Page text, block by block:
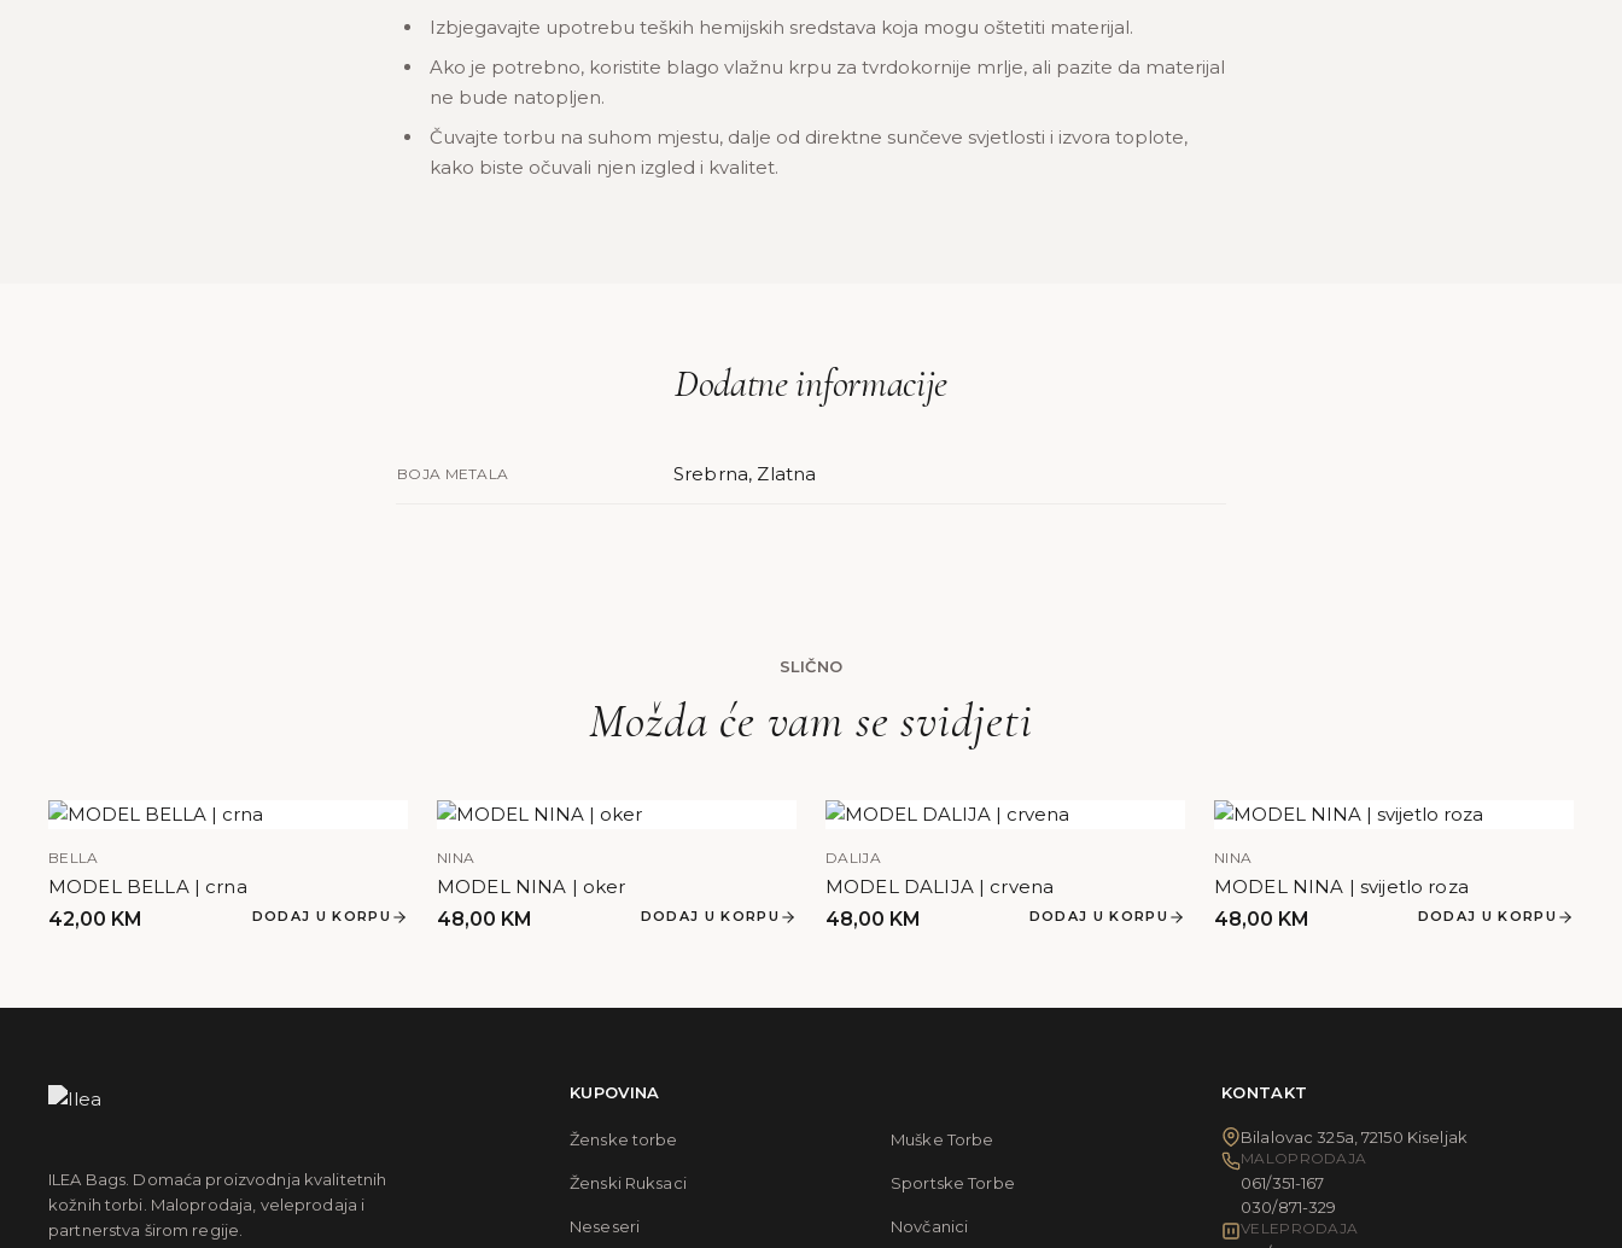
Izbjegavajte upotrebu teških hemijskih sredstava koja mogu oštetiti materijal.
Ako je potrebno, koristite blago vlažnu krpu za tvrdokornije mrlje, ali pazite da materijal
ne bude natopljen.
Čuvajte torbu na suhom mjestu, dalje od direktne sunčeve svjetlosti i izvora toplote,
kako biste očuvali njen izgled i kvalitet.
Dodatne informacije
BOJA METALA Srebrna, Zlatna
SLIČNO
Možda će vam se svidjeti
BELLA
MODEL BELLA | crna
42,00 KM DODAJ U KORPU
NINA
MODEL NINA | oker
48,00 KM DODAJ U KORPU
DALIJA
MODEL DALIJA | crvena
48,00 KM DODAJ U KORPU
NINA
MODEL NINA | svijetlo roza
48,00 KM DODAJ U KORPU
ILEA Bags. Domaća proizvodnja kvalitetnih
kožnih torbi. Maloprodaja, veleprodaja i
partnerstva širom regije.
KUPOVINA
Ženske torbe Muške Torbe
Ženski Ruksaci Sportske Torbe
Neseseri Novčanici
KONTAKT
Bilalovac 325a, 72150 Kiseljak
MALOPRODAJA
061/351-167
030/871-329
VELEPRODAJA